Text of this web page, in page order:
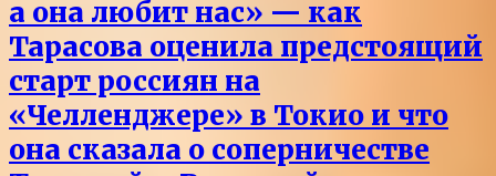
а она любит нас» — как
Тарасова оценила предстоящий
старт россиян на
«Челленджере» в Токио и что
она сказала о соперничестве